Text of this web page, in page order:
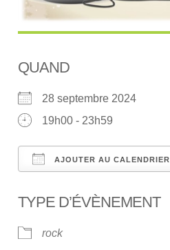
QUAND
28 septembre 2024
19h00 - 23h59
AJOUTER AU CALENDRIER
TYPE D’ÉVÈNEMENT
rock